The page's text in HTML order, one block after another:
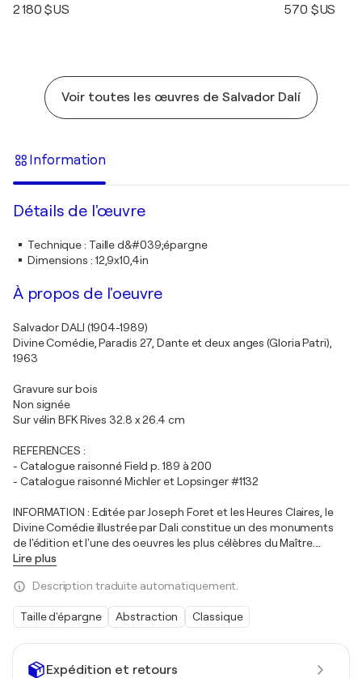
Expédition et retours
2 180 $US 570 $US
Voir toutes les œuvres de Salvador Dalí
Information
Détails de l'œuvre
Technique: Taille d&#039;épargne
Dimensions : 12,9x10,4in
À propos de l'oeuvre
Salvador DALI (1904-1989)
Divine Comédie, Paradis 27, Dante et deux anges (Gloria Patri),
1963
Gravure sur bois
Non signée
Sur vélin BFK Rives 32.8 x 26.4 cm
REFERENCES :
- Catalogue raisonné Field p. 189 à 200
- Catalogue raisonné Michler et Lopsinger #1132
INFORMATION : Editée par Joseph Foret et les Heures Claires, le
Divine Comédie illustrée par Dali constitue un des monuments
de l'édition et l'une des oeuvres les plus célèbres du Maître.
Lire plus
Description traduite automatiquement.
Taille d'épargne Abstraction Classique